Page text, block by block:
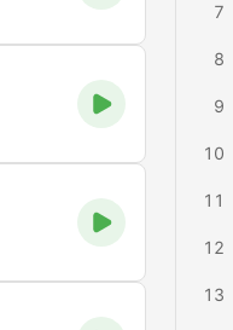
7
8
9
10
11
12
13